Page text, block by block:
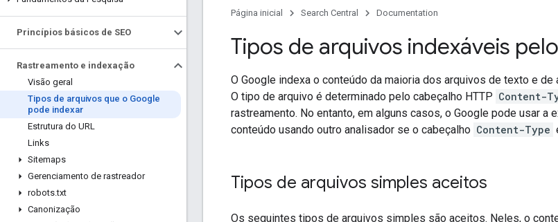
Princípios básicos de SEO
Rastreamento e indexação
Visão geral
Tipos de arquivos que o Google
pode indexar
Estrutura do URL
Links
Sitemaps
Gerenciamento de rastreador
robots.txt
Canonização
Página inicial Search Central Documentation
Tipos de arquivos indexáveis
O Google indexa o conteúdo da maioria dos arquivos de texto e
O tipo de arquivo é determinado pelo cabeçalho HTTP Content-
rastreamento. No entanto, em alguns casos, o Google pode usar a
conteúdo usando outro analisador se o cabeçalho Content-Type
Tipos de arquivos simples aceitos
Os seguintes tipos de arquivos simples são aceitos. Neles, o